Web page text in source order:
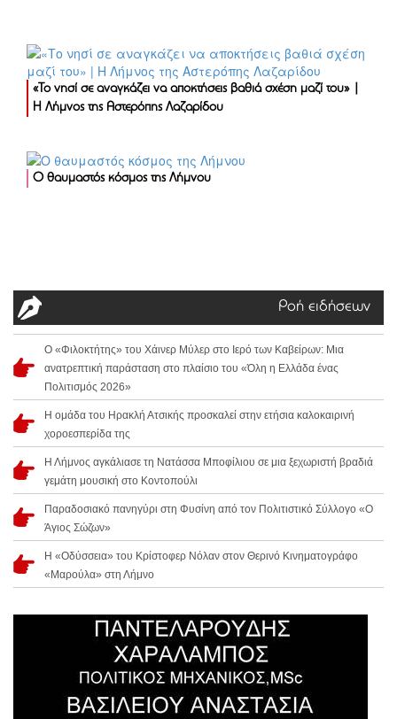
«Το νησί σε αναγκάζει να αποκτήσεις βαθιά σχέση μαζί του» |
Η Λήμνος της Αστερόπης Λαζαρίδου
Ο θαυμαστός κόσμος της Λήμνου
Ροή ειδήσεων
Ο «Φιλοκτήτης» του Χάινερ Μύλερ στο Ιερό των Καβείρων: Μια
ανατρεπτική παράσταση στο πλαίσιο του «Όλη η Ελλάδα ένας
Πολιτισμός 2026»
Η ομάδα του Ηρακλή Ατσικής προσκαλεί στην ετήσια καλοκαιρινή
χοροεσπερίδα της
Η Λήμνος αγκάλιασε τη Νατάσσα Μποφίλιου σε μια ξεχωριστή βραδιά
γεμάτη μουσική στο Κοντοπούλι
Παραδοσιακό πανηγύρι στη Φυσίνη από τον Πολιτιστικό Σύλλογο «Ο
Άγιος Σώζων»
Η «Οδύσσεια» του Κρίστοφερ Νόλαν στον Θερινό Κινηματογράφο
«Μαρούλα» στη Λήμνο